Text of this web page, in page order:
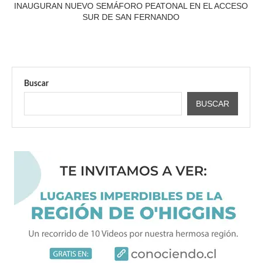
INAUGURAN NUEVO SEMÁFORO PEATONAL EN EL ACCESO
SUR DE SAN FERNANDO
Buscar
BUSCAR